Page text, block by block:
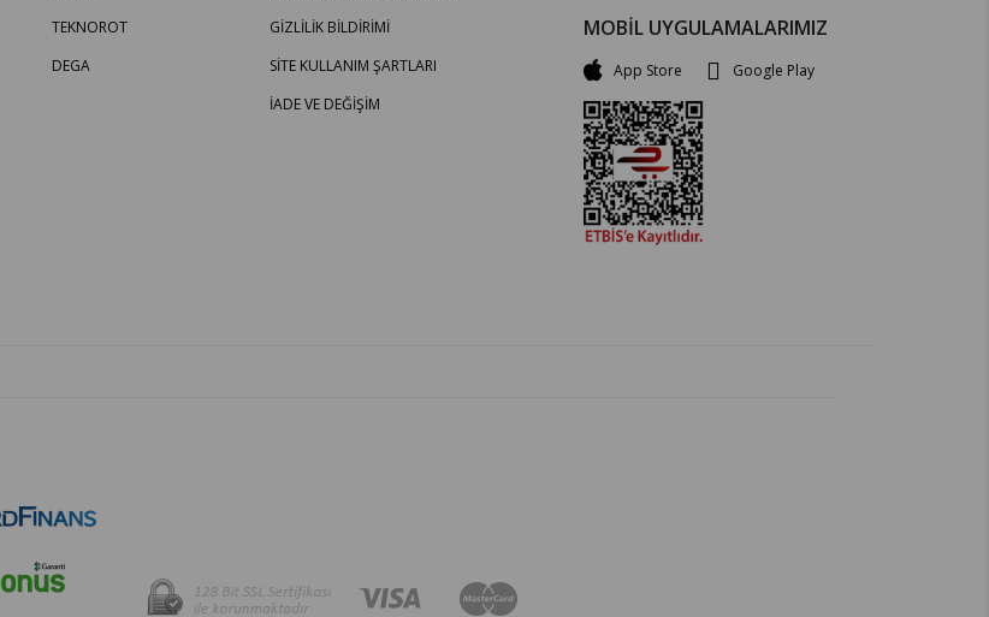
TEKNOROT
DEGA
GİZLİLİK BİLDİRİMİ
SİTE KULLANIM ŞARTLARI
İADE VE DEĞİŞİM
MOBİL UYGULAMALARIMIZ
App Store Google Play